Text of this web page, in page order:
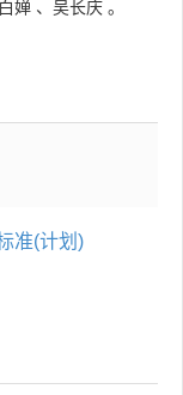
白婵 、 吴长庆 。
准(计划)